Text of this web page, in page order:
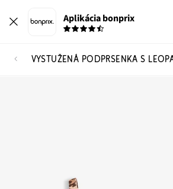
Aplikácia bonprix